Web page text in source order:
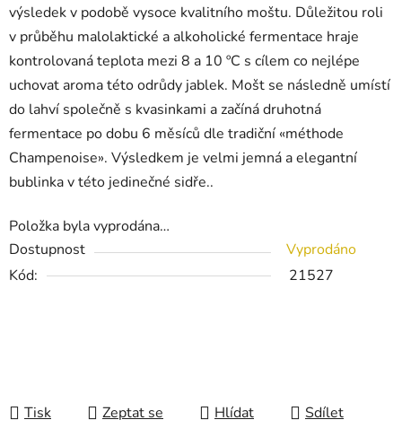
výsledek v podobě vysoce kvalitního moštu. Důležitou roli
v průběhu malolaktické a alkoholické fermentace hraje
kontrolovaná teplota mezi 8 a 10 ºC s cílem co nejlépe
uchovat aroma této odrůdy jablek. Mošt se následně umístí
do lahví společně s kvasinkami a začíná druhotná
fermentace po dobu 6 měsíců dle tradiční «méthode
Champenoise». Výsledkem je velmi jemná a elegantní
bublinka v této jedinečné sidře..
Položka byla vyprodána…
Dostupnost
Vyprodáno
Kód:
21527
Tisk Zeptat se Hlídat Sdílet